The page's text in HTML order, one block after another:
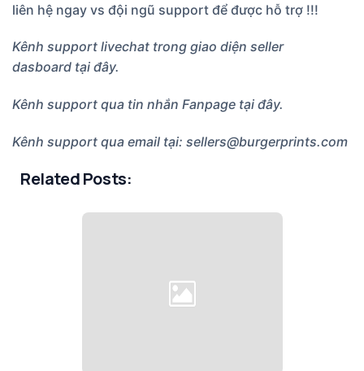
liên hệ ngay vs đội ngũ support để được hỗ trợ !!!
Kênh support livechat trong giao diện seller
dasboard tại đây.
Kênh support qua tin nhắn Fanpage tại đây.
Kênh support qua email tại: sellers@burgerprints.com
Related Posts: